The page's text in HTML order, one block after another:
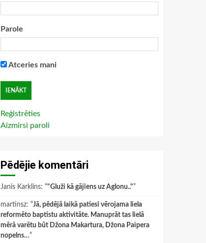
Parole
Atceries mani
Reģistrēties
Aizmirsi paroli
Pēdējie komentāri
Janis Karklins: “"Gluži kā gājiens uz Aglonu.."”
martinsz: “Jā, pēdējā laikā patiesi vērojama liela
reformēto baptistu aktivitāte. Manuprāt tas lielā
mērā varētu būt Džona Makartura, Džona Paipera
nopelns…”